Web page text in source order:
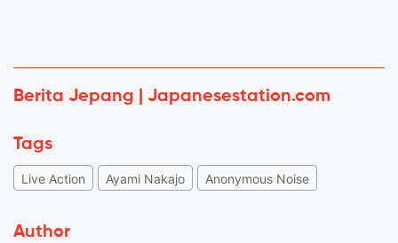
Berita Jepang | Japanesestation.com
Tags
Live Action Ayami Nakajo Anonymous Noise
Author